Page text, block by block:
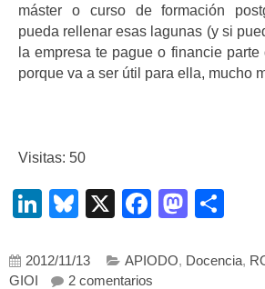
máster o curso de formación
pueda rellenar esas lagunas (y si
la empresa te pague o financie parte
porque va a ser útil para ella, mucho
Visitas: 50
LinkedIn
Bluesky
X Facebook
2012/11/13 APIODO, Docencia,
GIOI
2 comentarios